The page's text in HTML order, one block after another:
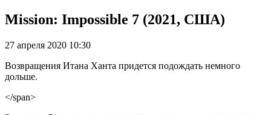
Mission: Impossible 7 (2021, США)
27 апреля 2020 10:30
Возвращения Итана Ханта придется подождать немного
дольше.
</span>